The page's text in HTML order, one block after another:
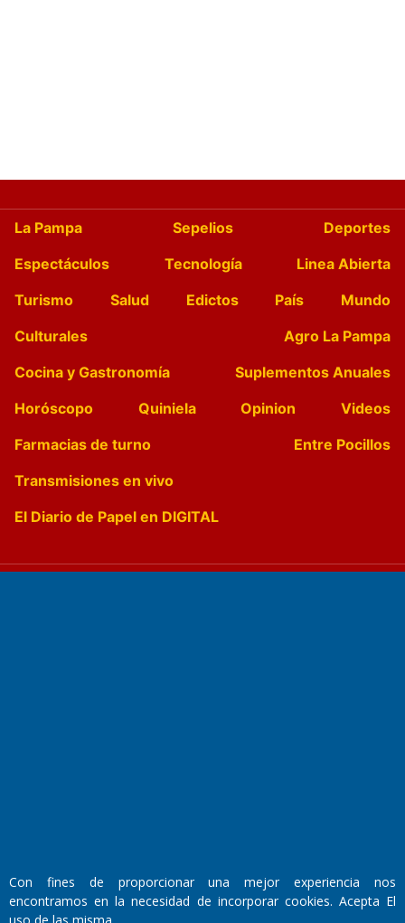
La Pampa Sepelios
Deportes
Espectáculos
Tecnología
Linea Abierta
Turismo
Salud Edictos País
Mundo
Culturales
Agro La Pampa
Cocina y Gastronomía
Suplementos Anuales
Horóscopo
Quiniela Opinion
Videos
Farmacias de turno
Entre Pocillos
Transmisiones en vivo
El Diario de Papel en DIGITAL
Walter René Goñi
Con fines de proporcionar una mejor experiencia nos
encontramos en la necesidad de incorporar cookies. Acepta El